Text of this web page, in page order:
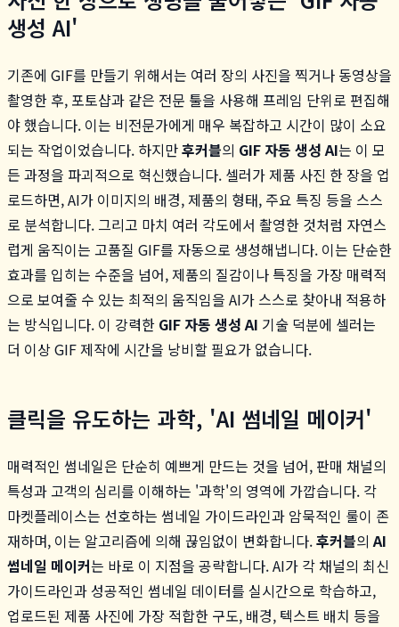
생성 AI'
기존에 GIF를 만들기 위해서는 여러 장의 사진을 찍거나 동영상을
촬영한 후, 포토샵과 같은 전문 툴을 사용해 프레임 단위로 편집해
야 했습니다. 이는 비전문가에게 매우 복잡하고 시간이 많이 소요
되는 작업이었습니다. 하지만후커블의 GIF 자동 생성 AI는 이 모
든 과정을 파괴적으로 혁신했습니다. 셀러가 제품 사진 한 장을 업
로드하면, AI가 이미지의 배경, 제품의 형태, 주요 특징 등을 스스
로 분석합니다. 그리고 마치 여러 각도에서 촬영한 것처럼 자연스
럽게 움직이는 고품질 GIF를 자동으로 생성해냅니다. 이는 단순한
효과를 입히는 수준을 넘어, 제품의 질감이나 특징을 가장 매력적
으로 보여줄 수 있는 최적의 움직임을 AI가 스스로 찾아내 적용하
는 방식입니다. 이 강력한 GIF 자동 생성 AI 기술 덕분에 셀러는
더 이상 GIF 제작에 시간을 낭비할 필요가 없습니다.
클릭을 유도하는 과학, 'AI 썸네일 메이커'
매력적인 썸네일은 단순히 예쁘게 만드는 것을 넘어, 판매 채널의
특성과 고객의 심리를 이해하는 '과학'의 영역에 가깝습니다. 각
마켓플레이스는 선호하는 썸네일 가이드라인과 암묵적인 룰이 존
재하며, 이는 알고리즘에 의해 끊임없이 변화합니다.후커블의 AI
썸네일 메이커는 바로 이 지점을 공략합니다. AI가 각 채널의 최신
가이드라인과 성공적인 썸네일 데이터를 실시간으로 학습하고,
업로드된 제품 사진에 가장 적합한 구도, 배경, 텍스트 배치 등을